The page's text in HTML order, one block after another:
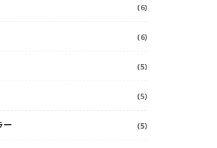
(6)
(6)
(5)
(5)
ー (5)